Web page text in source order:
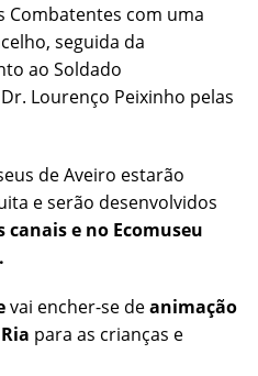
Combatentes com uma
seguida da
ao Soldado
Lourenço Peixinho pelas
de Aveiro estarão
e serão desenvolvidos
canais e no Ecomuseu
vai encher-se deanimação
para as crianças e